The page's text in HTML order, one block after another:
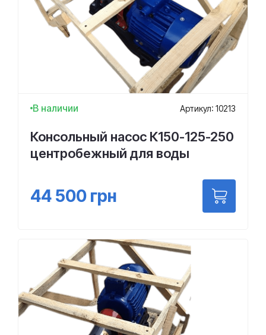
В наличии Артикул: 10213
Консольный насос К150-125-250
центробежный для воды
44 500 грн